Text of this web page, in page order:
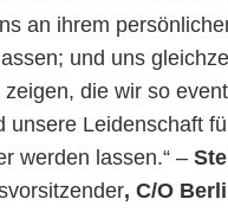
an ihrem
und uns
die wir so
unsere Leidenschaft
werden lassen.“ –
, C/O